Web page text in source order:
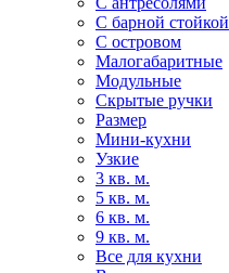
С барной стойкой
С островом
Малогабаритные
Модульные
Скрытые ручки
Размер
Мини-кухни
Узкие
3 кв. м.
5 кв. м.
6 кв. м.
9 кв. м.
Все для кухни